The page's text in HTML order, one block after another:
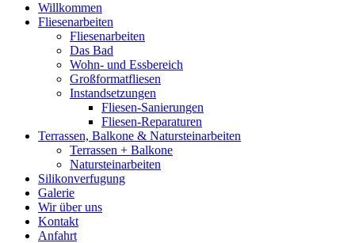
Willkommen
Fliesenarbeiten
Fliesenarbeiten
Das Bad
Wohn- und Essbereich
Großformatfliesen
Instandsetzungen
Fliesen-Sanierungen
Fliesen-Reparaturen
Terrassen, Balkone & Natursteinarbeiten
Terrassen + Balkone
Natursteinarbeiten
Silikonverfugung
Galerie
Wir über uns
Kontakt
Anfahrt